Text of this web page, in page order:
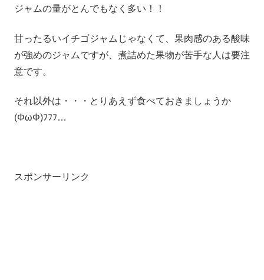
ジャムの量がとんでもなく多い！！
甘ったるいイチゴジャムじゃなくて、果肉感のある酸味
が強めのジャムですが、煮詰めた果物が苦手な人は要注
意です。
それ以外は・・・とりあえず食べておきましょうか
(ΦωΦ)ﾌﾌﾌ…
スポンサーリンク